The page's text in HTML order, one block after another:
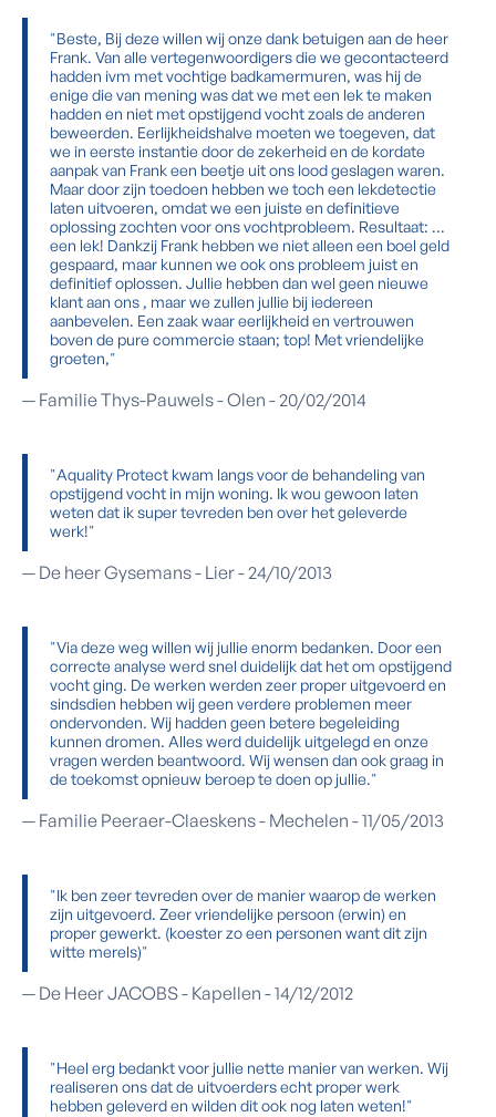
"Beste, Bij deze willen wij onze dank betuigen aan de heer
Frank. Van alle vertegenwoordigers die we gecontacteerd
hadden ivm met vochtige badkamermuren, was hij de
enige die van mening was dat we met een lek te maken
hadden en niet met opstijgend vocht zoals de anderen
beweerden. Eerlijkheidshalve moeten we toegeven, dat
we in eerste instantie door de zekerheid en de kordate
aanpak van Frank een beetje uit ons lood geslagen waren.
Maar door zijn toedoen hebben we toch een lekdetectie
laten uitvoeren, omdat we een juiste en definitieve
oplossing zochten voor ons vochtprobleem. Resultaat: …
een lek! Dankzij Frank hebben we niet alleen een boel geld
gespaard, maar kunnen we ook ons probleem juist en
definitief oplossen. Jullie hebben dan wel geen nieuwe
klant aan ons , maar we zullen jullie bij iedereen
aanbevelen. Een zaak waar eerlijkheid en vertrouwen
boven de pure commercie staan; top! Met vriendelijke
groeten,"
— Familie Thys-Pauwels - Olen - 20/02/2014
"Aquality Protect kwam langs voor de behandeling van
opstijgend vocht in mijn woning. Ik wou gewoon laten
weten dat ik super tevreden ben over het geleverde
werk!"
— De heer Gysemans - Lier - 24/10/2013
"Via deze weg willen wij jullie enorm bedanken. Door een
correcte analyse werd snel duidelijk dat het om opstijgend
vocht ging. De werken werden zeer proper uitgevoerd en
sindsdien hebben wij geen verdere problemen meer
ondervonden. Wij hadden geen betere begeleiding
kunnen dromen. Alles werd duidelijk uitgelegd en onze
vragen werden beantwoord. Wij wensen dan ook graag in
de toekomst opnieuw beroep te doen op jullie."
— Familie Peeraer-Claeskens - Mechelen - 11/05/2013
"Ik ben zeer tevreden over de manier waarop de werken
zijn uitgevoerd. Zeer vriendelijke persoon (erwin) en
proper gewerkt. (koester zo een personen want dit zijn
witte merels)"
— De Heer JACOBS - Kapellen - 14/12/2012
"Heel erg bedankt voor jullie nette manier van werken. Wij
realiseren ons dat de uitvoerders echt proper werk
hebben geleverd en wilden dit ook nog laten weten!"